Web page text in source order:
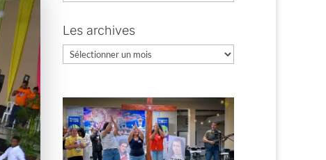
Les archives
Les